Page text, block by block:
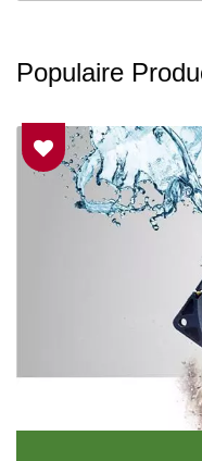
Populaire